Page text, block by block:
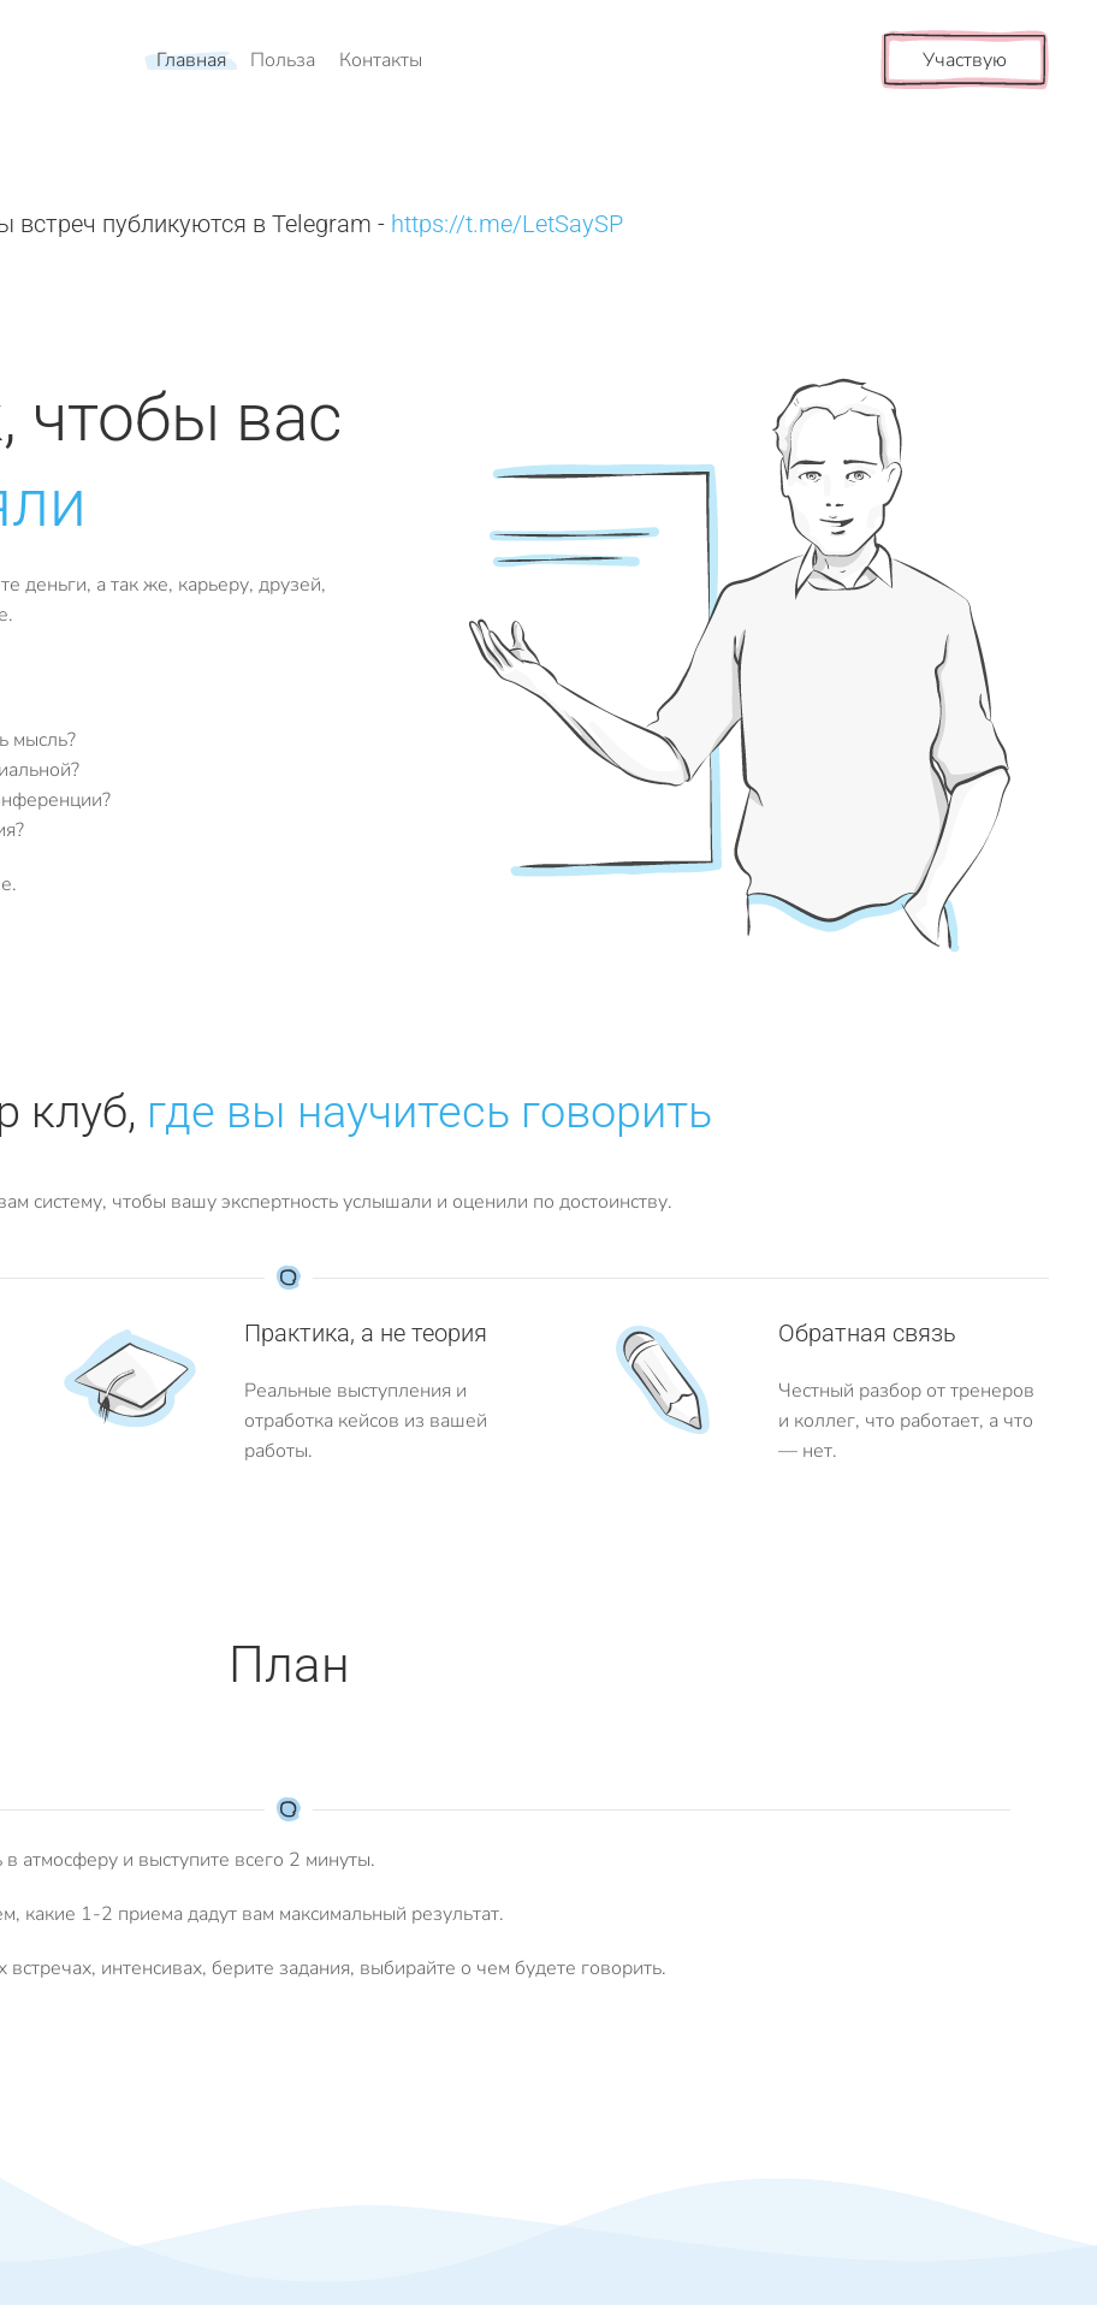
Главная Польза Контакты Участвую
встреч публикуются в Telegram - https://t.me/LetSaySP
чтобы вас
а так же, карьеру, друзей,
мысль?
клуб, где вы научитесь говорить
систему, чтобы вашу экспертность услышали и оценили по достоинству.
Практика, а не теория
Реальные выступления и
отработка кейсов из вашей
работы.
Обратная связь
Честный разбор от тренеров
и коллег, что работает, а что
— нет.
План
в атмосферу и выступите всего 2 минуты.
какие 1-2 приема дадут вам максимальный результат.
встречах, интенсивах, берите задания, выбирайте о чем будете говорить.